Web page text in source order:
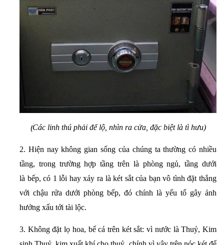
(Các linh thú phải để lộ, nhìn ra cửa, đặc biệt là tì hưu)
2. Hiện nay không gian sống của chúng ta thường có nhiều
tầng, trong trường hợp tầng trên là phòng ngủ, tầng dưới
là bếp, có 1 lỗi hay xảy ra là két sắt của bạn vô tình đặt thẳng
với chậu rửa dưới phòng bếp, đó chính là yếu tố gây ảnh
hưởng xấu tới tài lộc.
3. Không đặt lọ hoa, bể cá trên két sắt: vì nước là Thuỷ, Kim